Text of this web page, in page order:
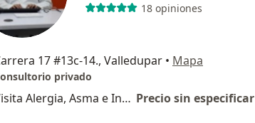
18 opiniones
17 #13c-14., Valledupar • Mapa
privado
Visita Alergia, Asma e Inmunología Precio sin especificar